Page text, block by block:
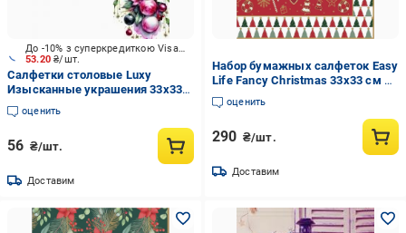
53.20₴/шт.
До -10% з суперкредиткою Visa Вигода
Салфетки столовые Luxy
Изысканные украшения 33х33
см 18 шт.
оценить
56 ₴/шт.
Доставим
Набор бумажных салфеток Easy
Life Fancy Christmas 33х33 см 20
шт. (111006509)
оценить
290 ₴/шт.
Доставим